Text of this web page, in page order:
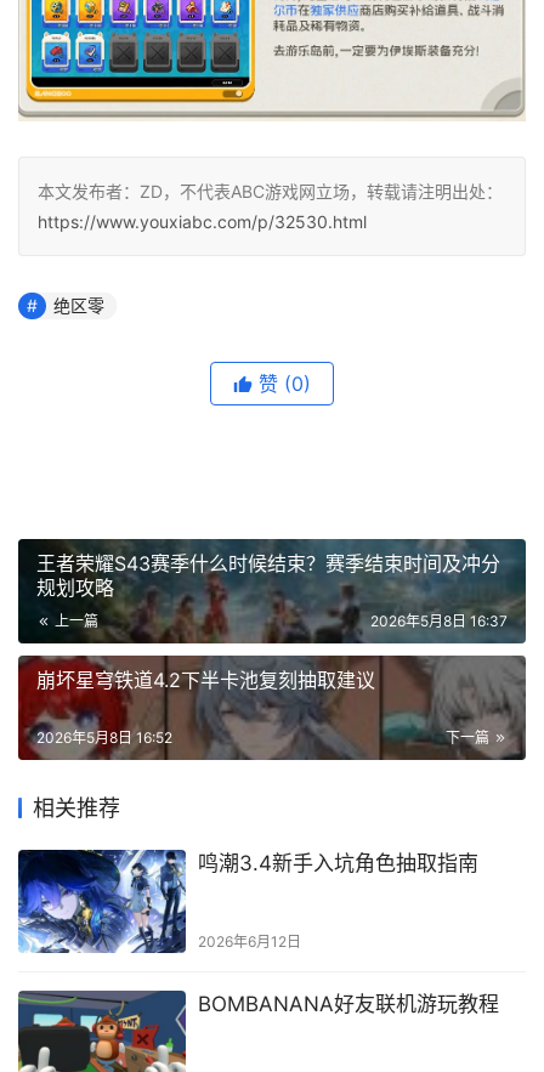
本文发布者：ZD，不代表ABC游戏网立场，转载请注明出处：
https://www.youxiabc.com/p/32530.html
绝区零
赞 (0)
王者荣耀S43赛季什么时候结束？赛季结束时间及冲分
规划攻略
上一篇 2026年5月8日 16:37
崩坏星穹铁道4.2下半卡池复刻抽取建议
下一篇
2026年5月8日 16:52
相关推荐
鸣潮3.4新手入坑角色抽取指南
2026年6月12日
BOMBANANA好友联机游玩教程